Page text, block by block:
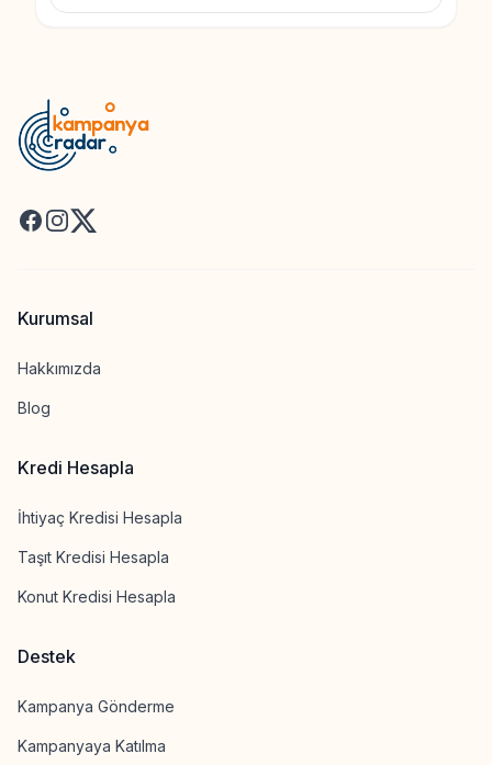
Facebook
Instagram
X
Kurumsal
Hakkımızda
Blog
Kredi Hesapla
İhtiyaç Kredisi Hesapla
Taşıt Kredisi Hesapla
Konut Kredisi Hesapla
Destek
Kampanya Gönderme
Kampanyaya Katılma